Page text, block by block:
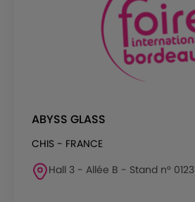
ABYSS GLASS
CHIS - FRANCE
Hall 3 - Allée B - Stand n° 0123